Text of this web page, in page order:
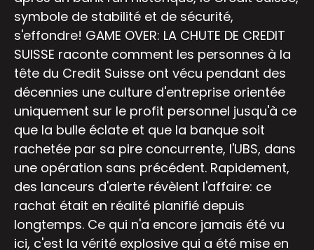
symbole de stabilité et de sécurité,
s'effondre! GAME OVER: LA CHUTE DE CREDIT
SUISSE raconte comment les personnes à la
tête du Credit Suisse ont vécu pendant des
décennies une culture d'entreprise orientée
uniquement sur le profit personnel jusqu'à ce
que la bulle éclate et que la banque soit
rachetée par sa pire concurrente, l'UBS, dans
une opération sans précédent. Rapidement,
des lanceurs d'alerte révèlent l'affaire: ce
rachat était en réalité planifié depuis
longtemps. Ce qui n'a encore jamais été vu
ici, c'est la vérité explosive qui a été mise en